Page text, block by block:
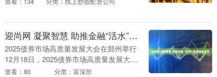
皮肤的，甚....
迎尚网 凝聚智慧 助推金融“活水”精准浇灌实体
2025债券市场高质量发展大会在郑州举行
12月18日，2025债券市场高质量发展大会
在郑州启幕。此次活动由河南日报报业集
查看：80 分类：富深所